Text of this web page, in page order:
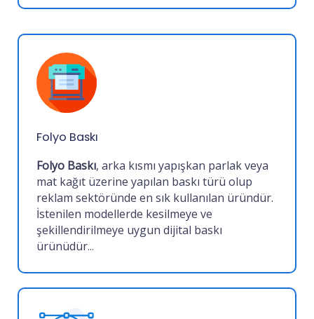
Folyo Baskı
Folyo Baskı, arka kısmı yapışkan parlak veya
mat kağıt üzerine yapılan baskı türü olup
reklam sektöründe en sık kullanılan üründür.
İstenilen modellerde kesilmeye ve
şekillendirilmeye uygun dijital baskı
ürünüdür...